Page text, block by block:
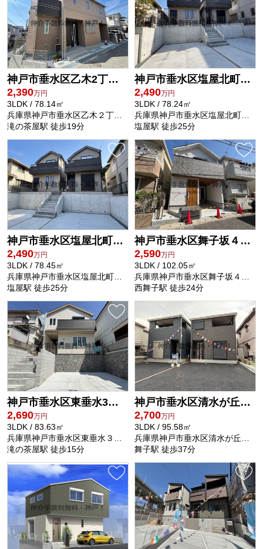
内覧受付中
3780万円
物件詳細へ
2026-08-02
【価格変更】明石市太寺天王町 新築2号棟 仲介手数料無料！
人丸小学校・大蔵中学校
100万円DOWN！
内覧受付中
3898万円
物件詳細へ
神戸市垂水区乙木2丁目 新築戸建 仲介手数料無料！
2,390万円
3LDK / 78.14㎡
兵庫県神戸市垂水区乙木２丁目10-1
滝の茶屋駅 徒歩19分
神戸市垂水区塩屋北町4丁目 新築戸建A号棟 仲介手数料無料！
2,490万円
3LDK / 78.24㎡
塩屋駅 徒歩25分
神戸市垂水区塩屋北町4丁目 新築戸建B号棟 仲介手数料無料！
2,490万円
3LDK / 78.45㎡
兵庫県神戸市垂水区塩屋北町４丁目13-2
塩屋駅 徒歩25分
神戸市垂水区舞子坂４丁目 新築戸建 仲介手数料無料！
2,590万円
3LDK / 102.05㎡
西舞子駅 徒歩24分
神戸市垂水区東垂水3丁目 新築戸建 仲介手数料無料！
2,690万円
3LDK / 83.63㎡
兵庫県神戸市垂水区東垂水３丁目8-11
滝の茶屋駅 徒歩15分
神戸市垂水区清水が丘1丁目 新築戸建2号棟 仲介手数料無料！
2,700万円
3LDK / 95.58㎡
兵庫県神戸市垂水区清水が丘１丁目19-5
舞子駅 徒歩37分